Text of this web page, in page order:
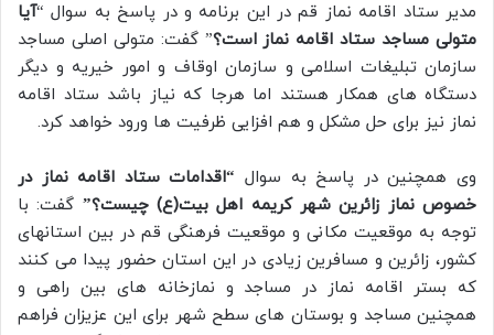
مدیر ستاد اقامه نماز قم در این برنامه و در پاسخ به سوال “آیا
متولی مساجد ستاد اقامه نماز است؟” گفت: متولی اصلی مساجد
سازمان تبلیغات اسلامی و سازمان اوقاف و امور خیریه و دیگر
دستگاه های همکار هستند اما هرجا که نیاز باشد ستاد اقامه
نماز نیز برای حل مشکل و هم افزایی ظرفیت ها ورود خواهد کرد.
وی همچنین در پاسخ به سوال “اقدامات ستاد اقامه نماز در
خصوص نماز زائرین شهر کریمه اهل بیت(ع) چیست؟” گفت: با
توجه به موقعیت مکانی و موقعیت فرهنگی قم در بین استانهای
کشور، زائرین و مسافرین زیادی در این استان حضور پیدا می کنند
که بستر اقامه نماز در مساجد و نمازخانه های بین راهی و
همچنین مساجد و بوستان های سطح شهر برای این عزیزان فراهم